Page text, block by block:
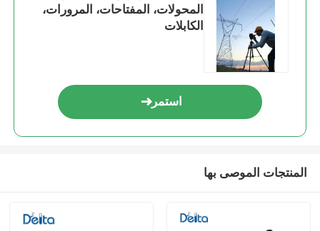
المحولات، المفتاحات، المرورات،
الكابلات
استمر
المنتجات الموصى بها